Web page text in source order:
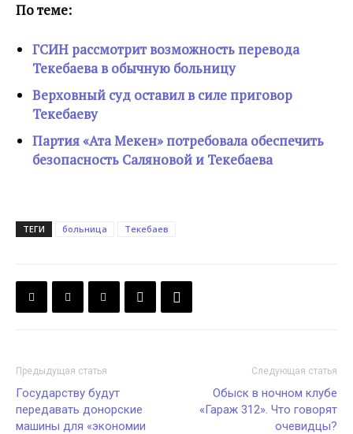
По теме:
ГСИН рассмотрит возможность перевода
Текебаева в обычную больницу
Верховный суд оставил в силе приговор
Текебаеву
Партия «Ата Мекен» потребовала обеспечить
безопасность Саляновой и Текебаева
ТЕГИ больница Текебаев
Предыдущая статья
Государству будут
передавать донорские
машины для «экономии
Следующая статья
Обыск в ночном клубе
«Гараж 312». Что говорят
очевидцы?